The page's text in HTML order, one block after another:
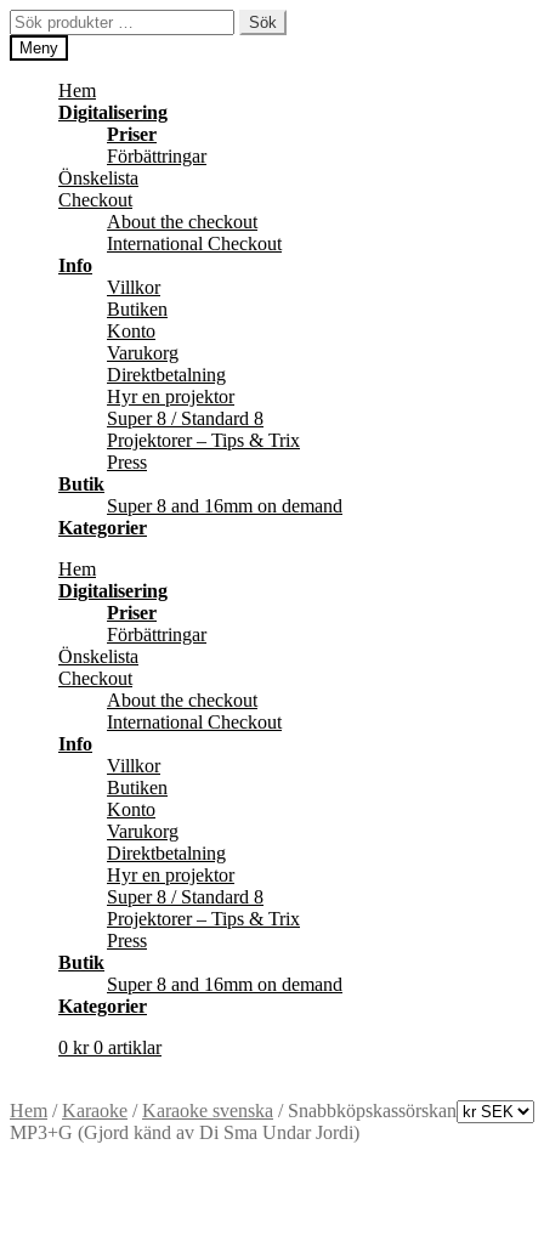
Hoppa
till
navigering
Hoppa
till
innehåll
Sök
efter:
Sök
Meny
Hem
Digitalisering
Priser
Förbättringar
Önskelista
Checkout
About the checkout
International Checkout
Info
Villkor
Butiken
Konto
Varukorg
Direktbetalning
Hyr en projektor
Super 8 / Standard 8
Projektorer – Tips & Trix
Press
Butik
Super 8 and 16mm on demand
Kategorier
Hem
Digitalisering
Priser
Förbättringar
Önskelista
Checkout
About the checkout
International Checkout
Info
Villkor
Butiken
Konto
Varukorg
Direktbetalning
Hyr en projektor
Super 8 / Standard 8
Projektorer – Tips & Trix
Press
Butik
Super 8 and 16mm on demand
Kategorier
0 kr 0 artiklar
Hem /Karaoke /Karaoke svenska / Snabbköpskassörskan
MP3+G (Gjord känd av Di Sma Undar Jordi)